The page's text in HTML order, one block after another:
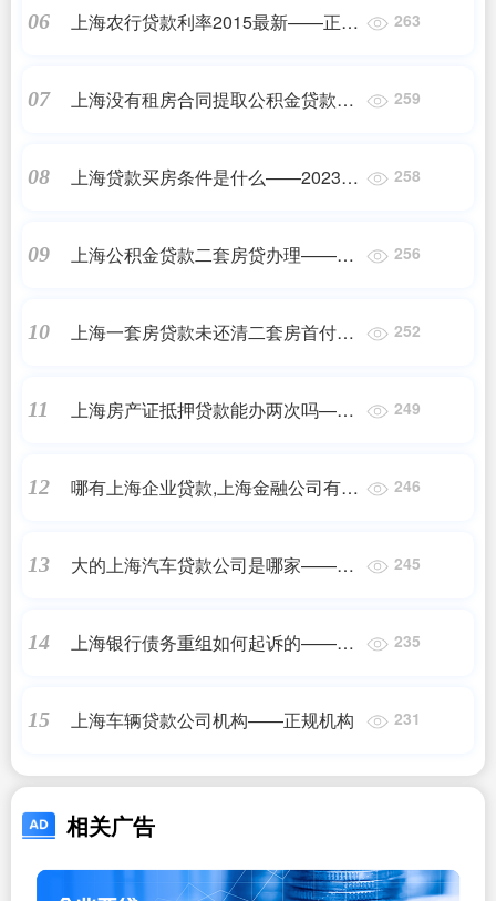
06
上海农行贷款利率2015最新——正规
263
07
上海没有租房合同提取公积金贷款
259
08
上海贷款买房条件是什么——2023最
258
09
上海公积金贷款二套房贷办理——
256
10
上海一套房贷款未还清二套房首付
252
11
上海房产证抵押贷款能办两次吗——
249
12
哪有上海企业贷款,上海金融公司有哪
246
13
大的上海汽车贷款公司是哪家——正
245
14
上海银行债务重组如何起诉的——
235
15 上海车辆贷款公司机构——正规机构 231
相关广告